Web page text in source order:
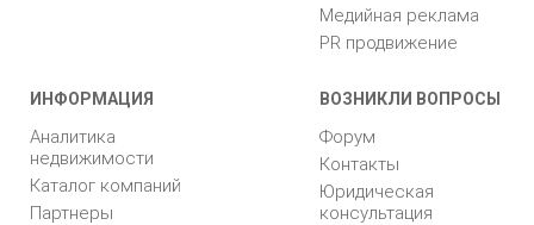
Медийная реклама
PR продвижение
ИНФОРМАЦИЯ
Аналитика
недвижимости
Каталог компаний
Партнеры
ВОЗНИКЛИ ВОПРОСЫ
Форум
Контакты
Юридическая
консультация